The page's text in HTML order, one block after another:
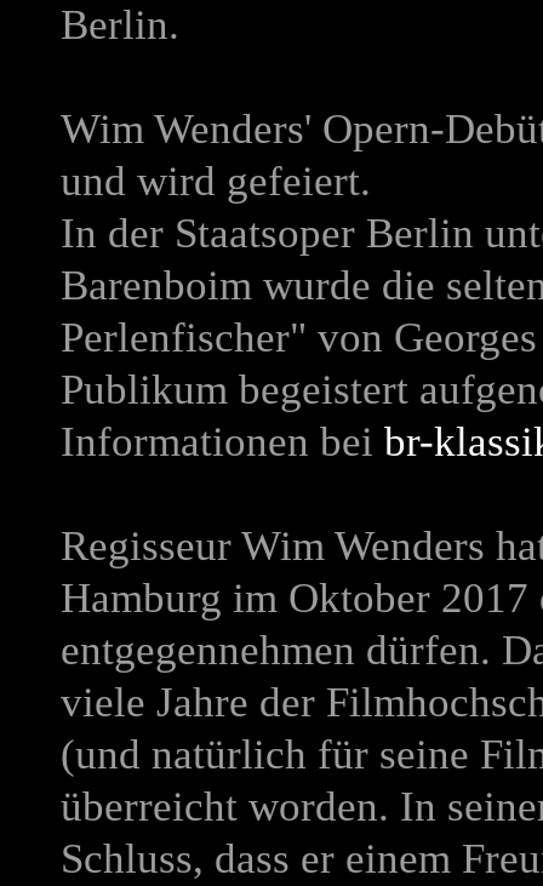
Berlin.
Wim Wenders' Opern-
und wird gefeiert.
In der Staatsoper Berlin
Barenboim wurde die
Perlenfischer" von
Publikum begeistert
Informationen bei br-
Regisseur Wim Wenders
Hamburg im Oktober
entgegennehmen dürfen.
viele Jahre der
(und natürlich für seine
überreicht worden. In
Schluss, dass er einem